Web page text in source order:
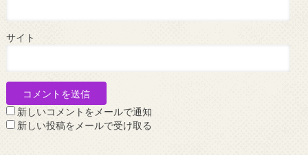
サイト
新しいコメントをメールで通知
新しい投稿をメールで受け取る